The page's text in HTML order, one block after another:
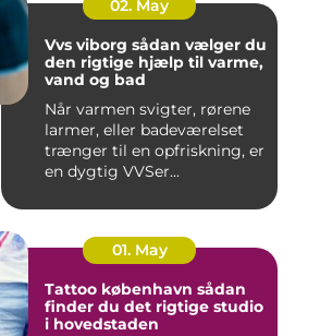
02. May
Vvs viborg sådan vælger du
den rigtige hjælp til varme,
vand og bad
Når varmen svigter, rørene
larmer, eller badeværelset
trænger til en opfriskning, er
en dygtig VVSer...
01. May
Tattoo københavn sådan
finder du det rigtige studio
i hovedstaden